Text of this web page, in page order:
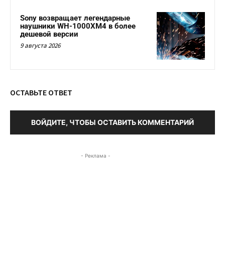
Sony возвращает легендарные
наушники WH-1000XM4 в более
дешевой версии
9 августа 2026
ОСТАВЬТЕ ОТВЕТ
ВОЙДИТЕ, ЧТОБЫ ОСТАВИТЬ КОММЕНТАРИЙ
- Реклама -